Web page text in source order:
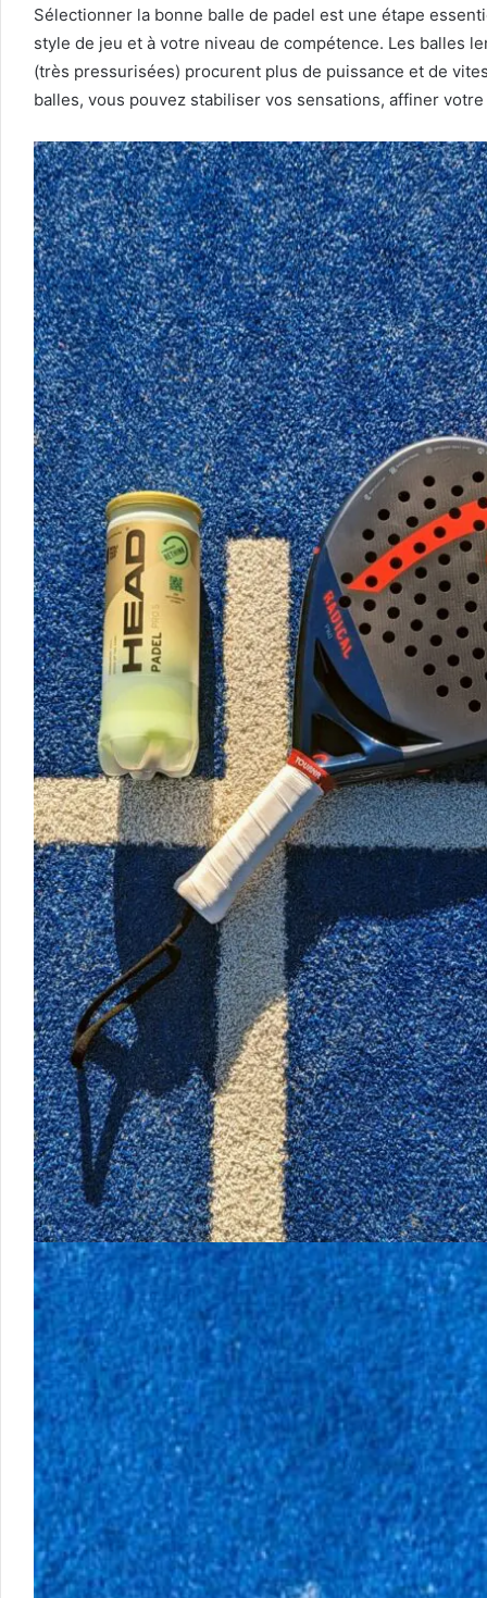
Sélectionner la bonne balle de padel est une étape
style de jeu et à votre niveau de compétence. Les balles
(très pressurisées) procurent plus de puissance et de
balles, vous pouvez stabiliser vos sensations, affiner